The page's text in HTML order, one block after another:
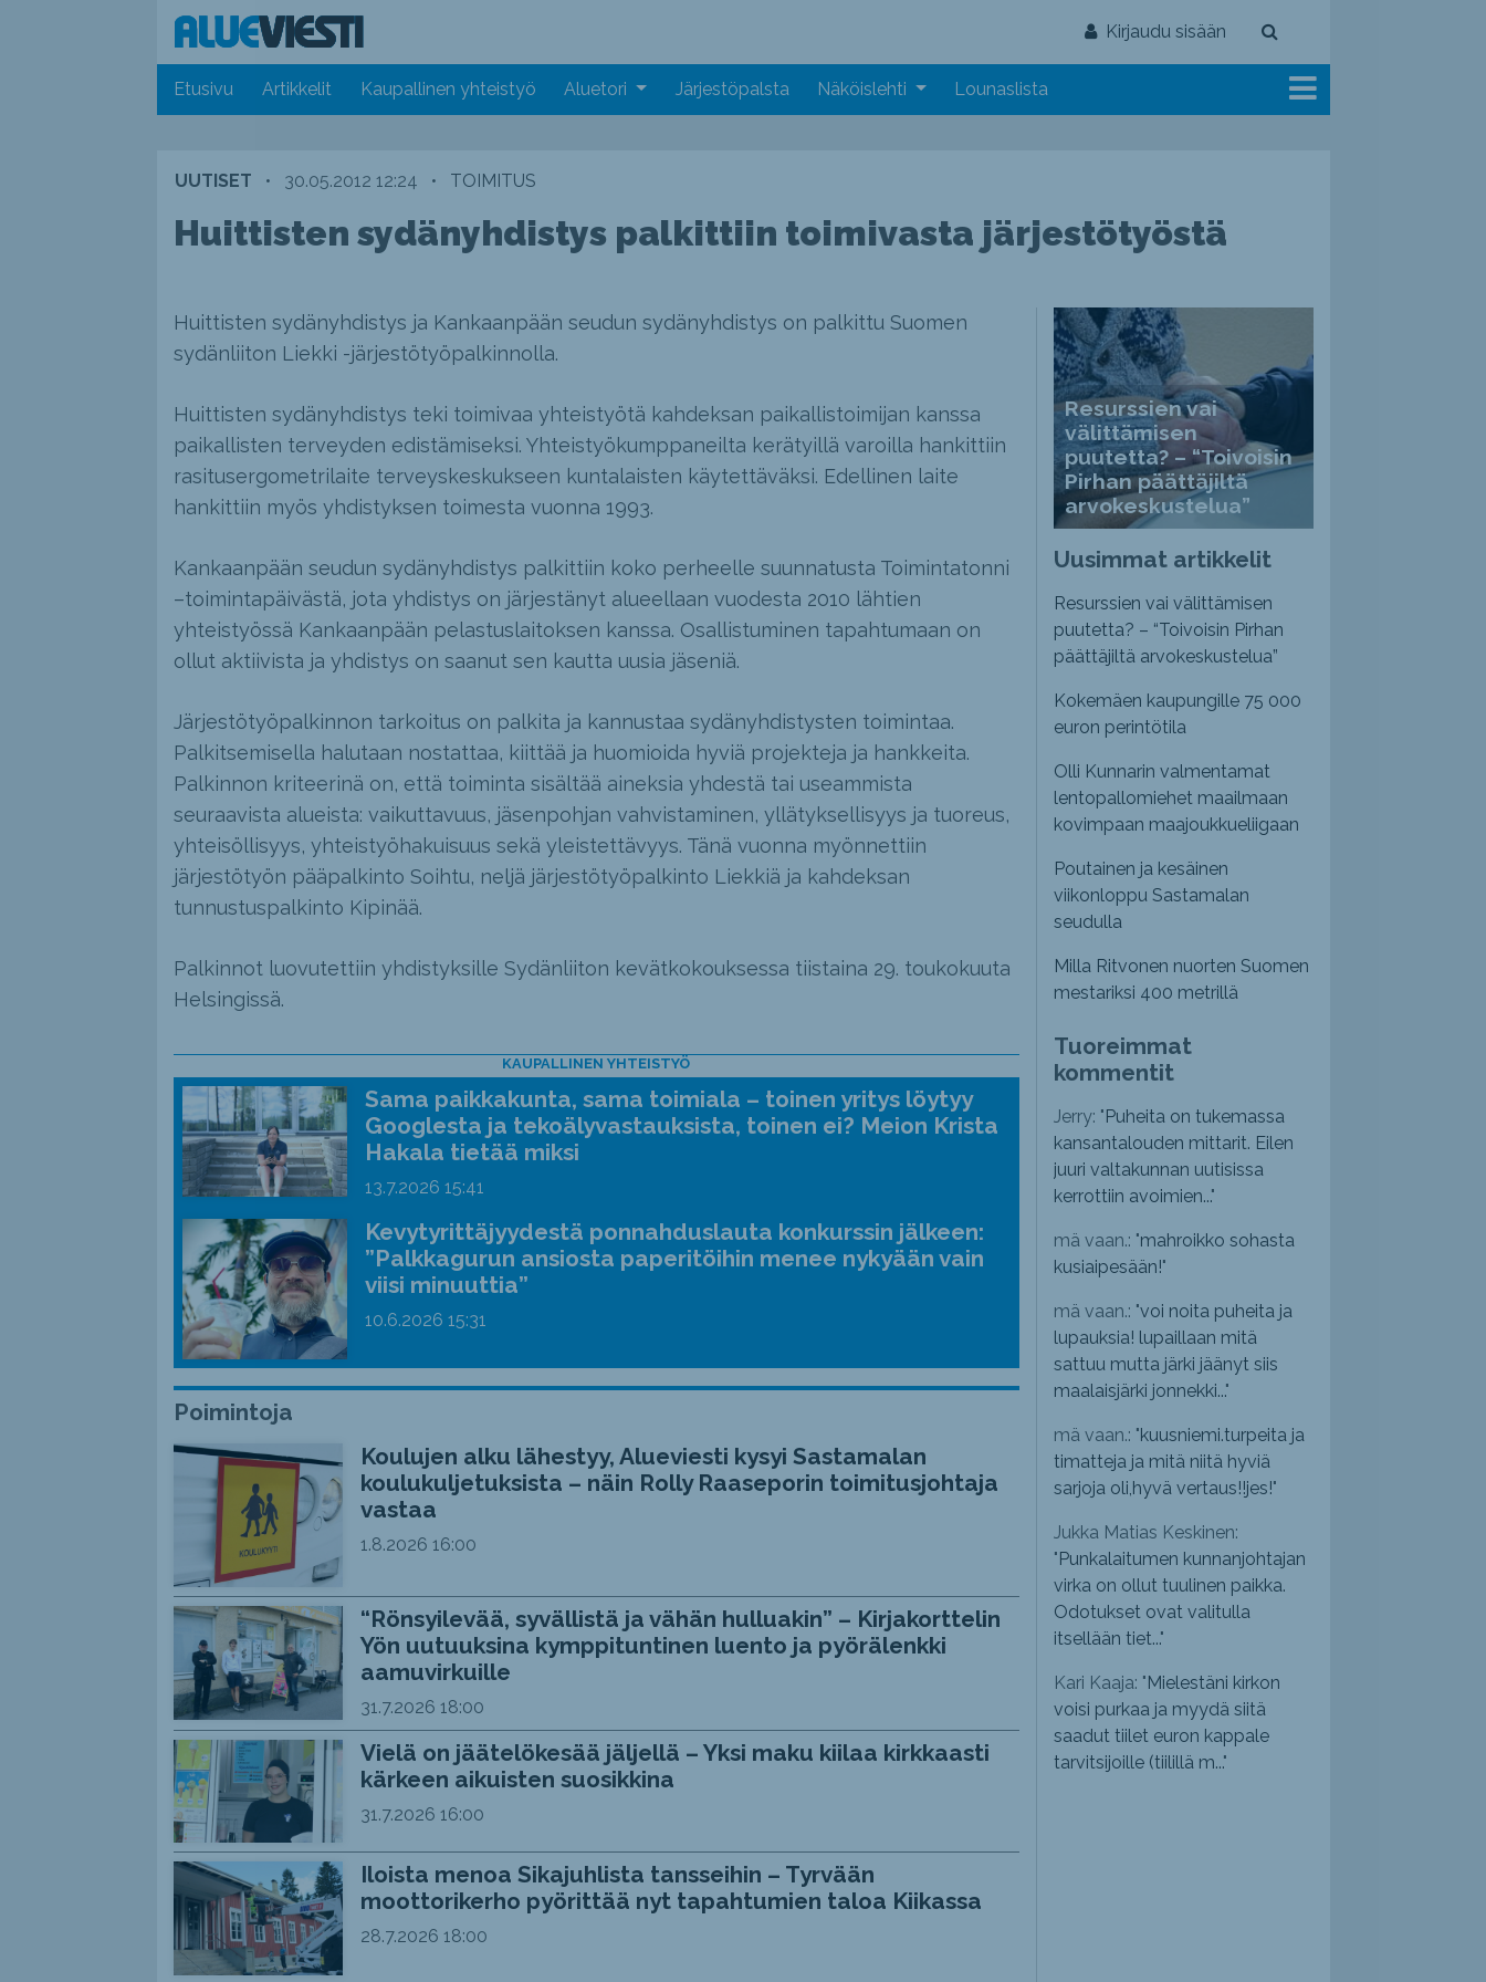
Kirjaudu sisään
Etusivu Artikkelit Kaupallinen yhteistyö Aluetori Järjestöpalsta Näköislehti Lounaslista
UUTISET • 30.05.2012 12:24 • TOIMITUS
Huittisten sydänyhdistys palkittiin toimivasta järjestötyöstä
Huittisten sydänyhdistys ja Kankaanpään seudun sydänyhdistys on palkittu Suomen
sydänliiton Liekki -järjestötyöpalkinnolla.
Huittisten sydänyhdistys teki toimivaa yhteistyötä kahdeksan paikallistoimijan kanssa
paikallisten terveyden edistämiseksi. Yhteistyökumppaneilta kerätyillä varoilla hankittiin
rasitusergometrilaite terveyskeskukseen kuntalaisten käytettäväksi. Edellinen laite
hankittiin myös yhdistyksen toimesta vuonna 1993.
Kankaanpään seudun sydänyhdistys palkittiin koko perheelle suunnatusta Toimintatonni
–toimintapäivästä, jota yhdistys on järjestänyt alueellaan vuodesta 2010 lähtien
yhteistyössä Kankaanpään pelastuslaitoksen kanssa. Osallistuminen tapahtumaan on
ollut aktiivista ja yhdistys on saanut sen kautta uusia jäseniä.
Järjestötyöpalkinnon tarkoitus on palkita ja kannustaa sydänyhdistysten toimintaa.
Palkitsemisella halutaan nostattaa, kiittää ja huomioida hyviä projekteja ja hankkeita.
Palkinnon kriteerinä on, että toiminta sisältää aineksia yhdestä tai useammista
seuraavista alueista: vaikuttavuus, jäsenpohjan vahvistaminen, yllätyksellisyys ja tuoreus,
yhteisöllisyys, yhteistyöhakuisuus sekä yleistettävyys. Tänä vuonna myönnettiin
järjestötyön pääpalkinto Soihtu, neljä järjestötyöpalkinto Liekkiä ja kahdeksan
tunnustuspalkinto Kipinää.
Palkinnot luovutettiin yhdistyksille Sydänliiton kevätkokouksessa tiistaina 29. toukokuuta
Helsingissä.
KAUPALLINEN YHTEISTYÖ
Sama paikkakunta, sama toimiala – toinen yritys löytyy
Googlesta ja tekoälyvastauksista, toinen ei? Meion Krista
Hakala tietää miksi
13.7.2026 15:41
Kevytyrittäjyydestä ponnahduslauta konkurssin jälkeen:
”Palkkagurun ansiosta paperitöihin menee nykyään vain
viisi minuuttia”
10.6.2026 15:31
Poimintoja
Koulujen alku lähestyy, Alueviesti kysyi Sastamalan
koulukuljetuksista – näin Rolly Raaseporin toimitusjohtaja
vastaa
1.8.2026 16:00
“Rönsyilevää, syvällistä ja vähän hulluakin” – Kirjakorttelin
Yön uutuuksina kymppituntinen luento ja pyörälenkki
aamuvirkuille
31.7.2026 18:00
Vielä on jäätelökesää jäljellä – Yksi maku kiilaa kirkkaasti
kärkeen aikuisten suosikkina
31.7.2026 16:00
Iloista menoa Sikajuhlista tansseihin – Tyrvään
moottorikerho pyörittää nyt tapahtumien taloa Kiikassa
28.7.2026 18:00
Resurssien vai
välittämisen
puutetta? – “Toivoisin
Pirhan päättäjiltä
arvokeskustelua”
Uusimmat artikkelit
Resurssien vai välittämisen
puutetta? – “Toivoisin Pirhan
päättäjiltä arvokeskustelua”
Kokemäen kaupungille 75 000
euron perintötila
Olli Kunnarin valmentamat
lentopallomiehet maailmaan
kovimpaan maajoukkueliigaan
Poutainen ja kesäinen
viikonloppu Sastamalan
seudulla
Milla Ritvonen nuorten Suomen
mestariksi 400 metrillä
Tuoreimmat
kommentit
Jerry: " Puheita on tukemassa
kansantalouden mittarit. Eilen
juuri valtakunnan uutisissa
kerrottiin avoimien..."
mä vaan.: "mahroikko sohasta
kusiaipesään!"
mä vaan.: "voi noita puheita ja
lupauksia! lupaillaan mitä
sattuu mutta järki jäänyt siis
maalaisjärki jonnekki..."
mä vaan.: "kuusniemi.turpeita ja
timatteja ja mitä niitä hyviä
sarjoja oli,hyvä vertaus!!jes!"
Jukka Matias Keskinen:
" Punkalaitumen kunnanjohtajan
virka on ollut tuulinen paikka.
Odotukset ovat valitulla
itsellään tiet..."
Kari Kaaja: " Mielestäni kirkon
voisi purkaa ja myydä siitä
saadut tiilet euron kappale
tarvitsijoille (tiilillä m..."